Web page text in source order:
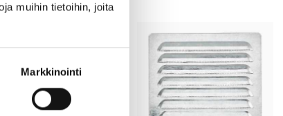
muihin tietoihin, joita
Markkinointi